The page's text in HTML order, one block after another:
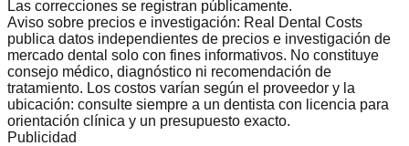
Las correcciones se registran públicamente.
Aviso sobre precios e investigación: Real Dental Costs
publica datos independientes de precios e investigación de
mercado dental solo con fines informativos. No constituye
consejo médico, diagnóstico ni recomendación de
tratamiento. Los costos varían según el proveedor y la
ubicación: consulte siempre a un dentista con licencia para
orientación clínica y un presupuesto exacto.
Publicidad